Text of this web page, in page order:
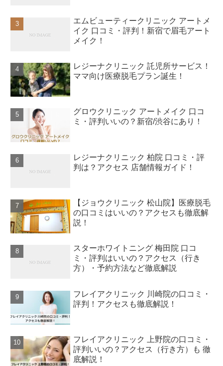
エムビューティークリニック アートメ
イク 口コミ・評判！新宿で眉毛アート
メイク！
レジーナクリニック 託児所サービス！
ママ向け医療脱毛プラン誕生！
グロウクリニック アートメイク 口コ
ミ・評判いいの？新宿/渋谷にあり！
レジーナクリニック 柏院 口コミ・評
判は？アクセス 店舗情報ガイド！
【ジョウクリニック 松山院】医療脱毛
の口コミはいいの？アクセスも徹底解
説！
スターホワイトニング 梅田院 口コ
ミ・評判はいいの？アクセス（行き
方）・予約方法など徹底解説
フレイアクリニック 川崎院の口コミ・
評判！アクセスも徹底解説！
フレイアクリニック 上野院の口コミ・
評判いいの？アクセス（行き方）も 徹
底解説！